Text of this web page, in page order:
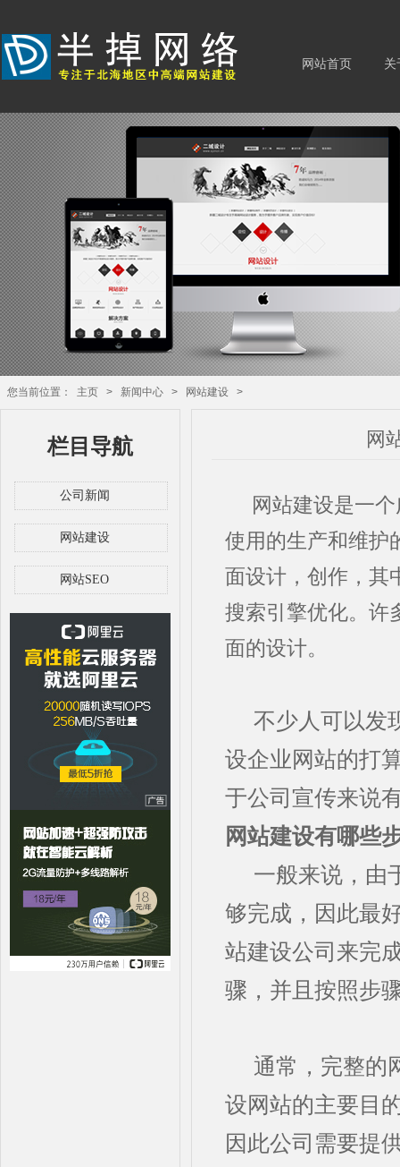
网站首页 关
您当前位置： 主页 > 新闻中心 > 网站建设 >
栏目导航
公司新闻
网站建设
网站SEO
网
网站建设是一个
使用的生产和维护
面设计，创作，其
搜索引擎优化。许
面的设计。
不少人可以发
设企业网站的打
于公司宣传来说
网站建设有哪些
一般来说，由
够完成，因此最
站建设公司来完
骤，并且按照步
通常，完整的
设网站的主要目
因此公司需要提